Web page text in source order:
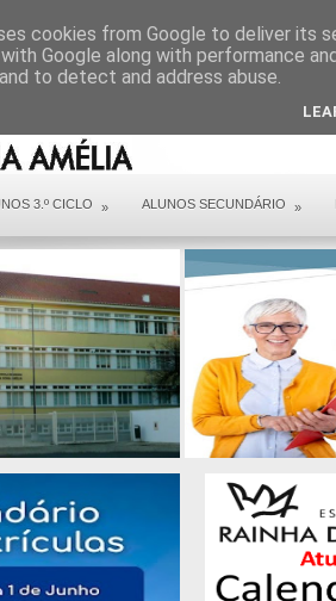
3.º CICLO » ALUNOS SECUNDÁRIO »
cookies from Google to deliver its
Google along with performance
to detect and address abuse.